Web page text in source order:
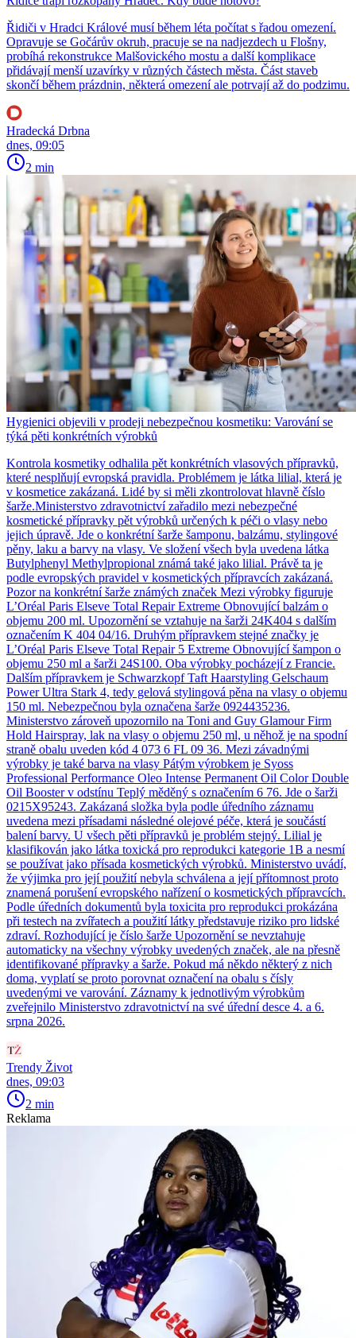
Řidiči v Hradci Králové musí během léta počítat s řadou omezení.
Opravuje se Gočárův okruh, pracuje se na nadjezdech u Flošny,
probíhá rekonstrukce Malšovického mostu a další komplikace
přidávají menší uzavírky v různých částech města. Část staveb
skončí během prázdnin, některá omezení ale potrvají až do podzimu.
Hradecká Drbna
dnes, 09:05
2 min
Hygienici objevili v prodeji nebezpečnou kosmetiku: Varování se
týká pěti konkrétních výrobků
Kontrola kosmetiky odhalila pět konkrétních vlasových přípravků,
které nesplňují evropská pravidla. Problémem je látka lilial, která je
v kosmetice zakázaná. Lidé by si měli zkontrolovat hlavně číslo
šarže.Ministerstvo zdravotnictví zařadilo mezi nebezpečné
kosmetické přípravky pět výrobků určených k péči o vlasy nebo
jejich úpravě. Jde o konkrétní šarže šamponu, balzámu, stylingové
pěny, laku a barvy na vlasy. Ve složení všech byla uvedena látka
Butylphenyl Methylpropional známá také jako lilial. Právě ta je
podle evropských pravidel v kosmetických přípravcích zakázaná.
Pozor na konkrétní šarže známých značek Mezi výrobky figuruje
L’Oréal Paris Elseve Total Repair Extreme Obnovující balzám o
objemu 200 ml. Upozornění se vztahuje na šarži 24K404 s dalším
označením K 404 04/16. Druhým přípravkem stejné značky je
L’Oréal Paris Elseve Total Repair 5 Extreme Obnovující šampon o
objemu 250 ml a šarži 24S100. Oba výrobky pocházejí z Francie.
Dalším přípravkem je Schwarzkopf Taft Haarstyling Gelschaum
Power Ultra Stark 4, tedy gelová stylingová pěna na vlasy o objemu
150 ml. Nebezpečnou byla označena šarže 0924435236.
Ministerstvo zároveň upozornilo na Toni and Guy Glamour Firm
Hold Hairspray, lak na vlasy o objemu 250 ml, u něhož je na spodní
straně obalu uveden kód 4 073 6 FL 09 36. Mezi závadnými
výrobky je také barva na vlasy Pátým výrobkem je Syoss
Professional Performance Oleo Intense Permanent Oil Color Double
Oil Booster v odstínu Teplý měděný s označením 6 76. Jde o šarži
0215X95243. Zakázaná složka byla podle úředního záznamu
uvedena mezi přísadami následné olejové péče, která je součástí
balení barvy. U všech pěti přípravků je problém stejný. Lilial je
klasifikován jako látka toxická pro reprodukci kategorie 1B a nesmí
se používat jako přísada kosmetických výrobků. Ministerstvo uvádí,
že výjimka pro její použití nebyla schválena a její přítomnost proto
znamená porušení evropského nařízení o kosmetických přípravcích.
Podle úředních dokumentů byla toxicita pro reprodukci prokázána
při testech na zvířatech a použití látky představuje riziko pro lidské
zdraví. Rozhodující je číslo šarže Upozornění se nevztahuje
automaticky na všechny výrobky uvedených značek, ale na přesně
identifikované přípravky a šarže. Pokud má někdo některý z nich
doma, vyplatí se proto porovnat označení na obalu s čísly
uvedenými ve varování. Záznamy k jednotlivým výrobkům
zveřejnilo Ministerstvo zdravotnictví na své úřední desce 4. a 6.
srpna 2026.
Trendy Život
dnes, 09:03
2 min
Reklama